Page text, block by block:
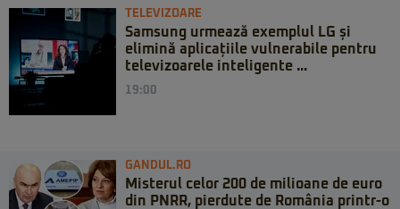
TELEVIZOARE
Samsung urmează exemplul LG și
elimină aplicațiile vulnerabile pentru
televizoarele inteligente ...
19:00
GANDUL.RO
Misterul celor 200 de milioane de euro
din PNRR, pierdute de România printr-o